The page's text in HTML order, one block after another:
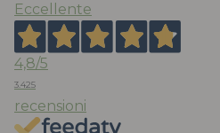
Eccellente
4,8/5
3.425
recensioni